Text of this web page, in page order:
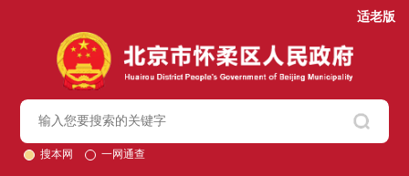
适老版
搜本网 一网通查